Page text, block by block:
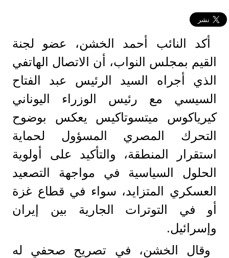
أكد النائب أحمد الخشن، عضو لجنة
القيم بمجلس النواب، أن الاتصال الهاتفي
الذي أجراه السيد الرئيس عبد الفتاح
السيسي مع رئيس الوزراء اليوناني
كيرياكوس ميتسوتاكيس يعكس بوضوح
التحرك المصري المسؤول لحماية
استقرار المنطقة، والتأكيد على أولوية
الحلول السياسية في مواجهة التصعيد
العسكري المتزايد، سواء في قطاع غزة
أو في التوترات الجارية بين إيران
وإسرائيل.
وقال الخشن، في تصريح صحفي له